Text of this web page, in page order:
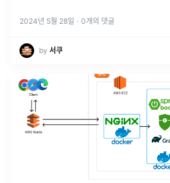
2024년 5월 28일 · 0개의 댓글
by 서쿠